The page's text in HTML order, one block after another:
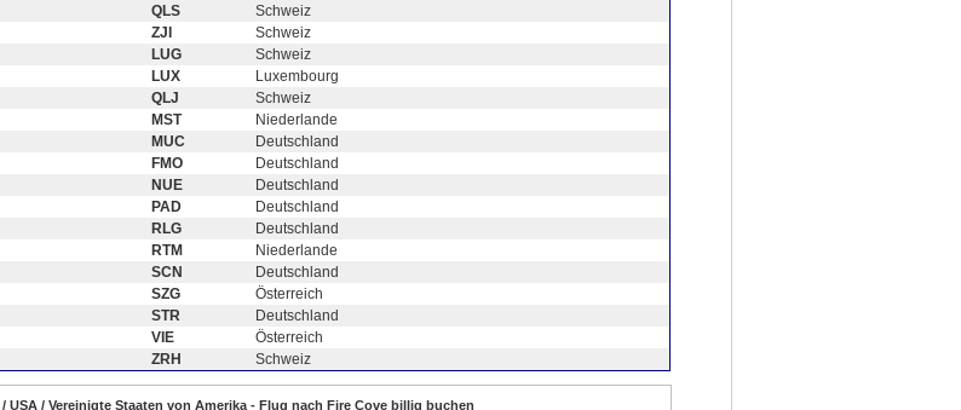
QLS
Schweiz
ZJI
Schweiz
LUG
Schweiz
LUX
Luxembourg
QLJ
Schweiz
MST
Niederlande
MUC
Deutschland
FMO
Deutschland
NUE
Deutschland
PAD
Deutschland
RLG
Deutschland
RTM
Niederlande
SCN
Deutschland
SZG
Österreich
STR
Deutschland
VIE
Österreich
ZRH Schweiz
USA / Vereinigte Staaten von Amerika - Flug nach Fire Cove billig buchen